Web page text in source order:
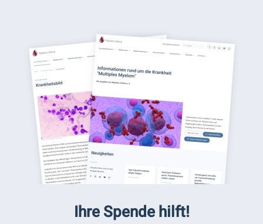
Ihre Spende hilft!